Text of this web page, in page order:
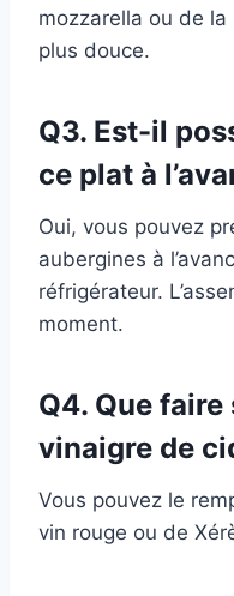
mozzarella ou de
plus douce.
Q3. Est-il
ce plat à
Oui, vous pouvez
aubergines à
réfrigérateur.
moment.
Q4. Que faire
vinaigre de
Vous pouvez le
vin rouge ou de